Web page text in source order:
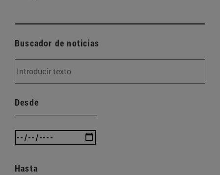
Buscador de noticias
Desde
Hasta